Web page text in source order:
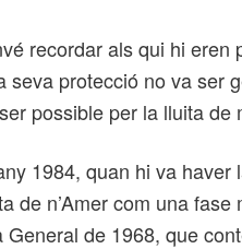
recordar als qui hi eren
seva protecció no va ser
possible per la lluita de
1984, quan hi va haver
de n’Amer com una fase
General de 1968, que